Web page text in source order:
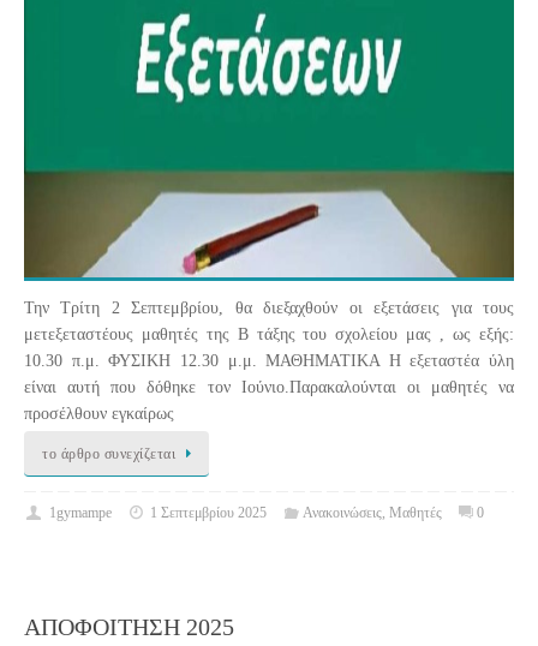
Την Τρίτη 2 Σεπτεμβρίου, θα διεξαχθούν οι εξετάσεις για τους
μετεξεταστέους μαθητές της Β τάξης του σχολείου μας , ως εξής:
10.30 π.μ. ΦΥΣΙΚΗ 12.30 μ.μ. ΜΑΘΗΜΑΤΙΚΑ Η εξεταστέα ύλη
είναι αυτή που δόθηκε τον Ιούνιο.Παρακαλούνται οι μαθητές να
προσέλθουν εγκαίρως
το άρθρο συνεχίζεται
1gymampe 1 Σεπτεμβρίου 2025 Ανακοινώσεις, Μαθητές 0
ΑΠΟΦΟΙΤΗΣΗ 2025